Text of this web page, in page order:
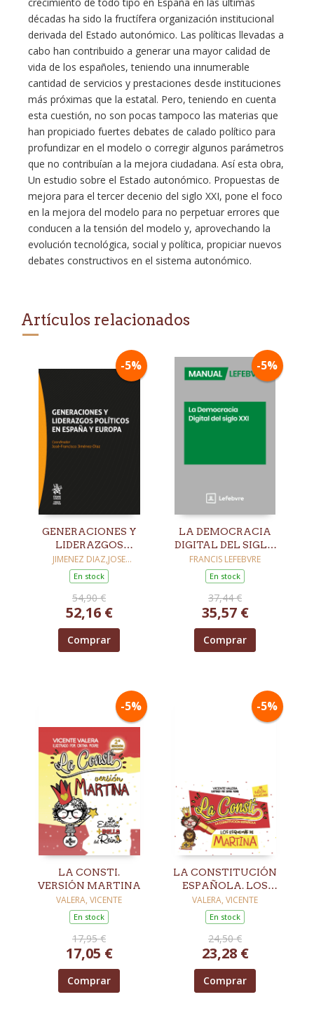
décadas ha sido la fructífera organización institucional
derivada del Estado autonómico. Las políticas llevadas a
cabo han contribuido a generar una mayor calidad de
vida de los españoles, teniendo una innumerable
cantidad de servicios y prestaciones desde instituciones
más próximas que la estatal. Pero, teniendo en cuenta
esta cuestión, no son pocas tampoco las materias que
han propiciado fuertes debates de calado político para
profundizar en el modelo o corregir algunos parámetros
que no contribuían a la mejora ciudadana. Así esta obra,
Un estudio sobre el Estado autonómico. Propuestas de
mejora para el tercer decenio del siglo XXI, pone el foco
en la mejora del modelo para no perpetuar errores que
conducen a la tensión del modelo y, aprovechando la
evolución tecnológica, social y política, propiciar nuevos
debates constructivos en el sistema autonómico.
Artículos relacionados
-5%
GENERACIONES Y
LIDERAZGOS
POLÍTICOS EN
ESPAÑA Y EUROPA
JIMENEZ DIAZ,JOSE
FRANCISCO / ACEBEDO-
BORRALLO, MARTA /
FRANCISCO / DELGADO
FERNANDEZ, SANTIAGO /
ESTEVE MALLENT, KATIA /
En stock
54,90 €
52,16 €
Comprar
-5%
LA DEMOCRACIA
DIGITAL DEL SIGLO
XXI
FRANCIS LEFEBVRE
En stock
37,44 €
35,57 €
Comprar
-5%
LA CONSTI.
VERSIÓN MARTINA
VALERA, VICENTE
En stock
17,95 €
17,05 €
Comprar
-5%
LA CONSTITUCIÓN
ESPAÑOLA. LOS
ESQUEMAS DE
MARTINA
VALERA, VICENTE
En stock
24,50 €
23,28 €
Comprar